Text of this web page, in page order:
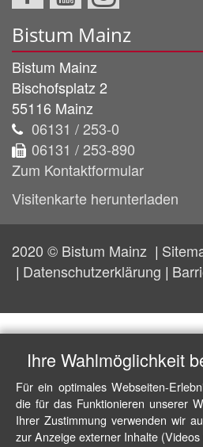
Bistum Mainz
Bistum Mainz
Bischofsplatz 2
55116 Mainz
06131 / 253-0
06131 / 253-890
Zum Kontaktformular
Visitenkarte herunterladen
2020 © Bistum Mainz
Datenschutzerklärung
Ihre Wahlmöglichkeit
Für ein optimales Webseiten-
die für das Funktionieren unserer
Ihrer Zustimmung verwenden wir
zur Anzeige externer Inhalte